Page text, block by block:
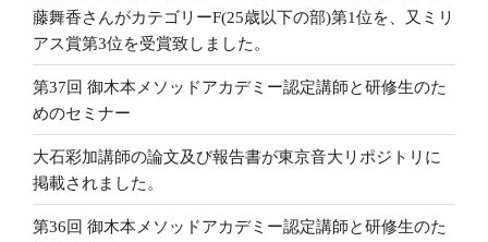
藤舞香さんがカテゴリーF(25歳以下の部)第1位を、又ミリ
アス賞第3位を受賞致しました。
第37回 御木本メソッドアカデミー認定講師と研修生のた
めのセミナー
大石彩加講師の論文及び報告書が東京音大リポジトリに
掲載されました。
第36回 御木本メソッドアカデミー認定講師と研修生のた